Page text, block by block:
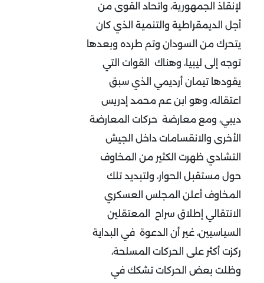
لإنقاذ الجمهورية، واتحاد القوى من
أجل الديمقراطية والتنمية الذي كان
يتحرك من السودان وتم طرده وبعدها
توجه إلى ليبيا، وهناك القوات التي
يقودها تيمان أرديمي الذي سبق
اعتقاله، وهو ابن عم محمد إدريس
ديبي، ومع معارضة حركات المعارضة
الأخرى والانقسامات داخل الجيش
التشادي ظهرت الكثير من المخاوف
حول مستقبل الحوار، ولتبديد تلك
المخاوف أعلن المجلس العسكري
الانتقالي إطلاق سراح المعتقلين
السياسيين، غير أن الدعوة في البداية
ركزت أكثر على الحركات المسلحة،
وظلت بعض الحركات تشكك في